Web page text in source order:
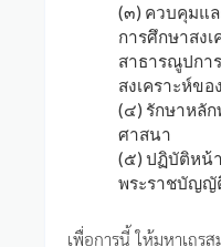
(๓) ควบคุมแล
การศึกษาสงเ
สาธารณูปกา
สงเคราะห์ข
(๔) รักษาหลั
ศาสนา
(๕) ปฏิบัติหน้
พระราชบัญญั
เพื่อการนี้ ให้มหาเถร